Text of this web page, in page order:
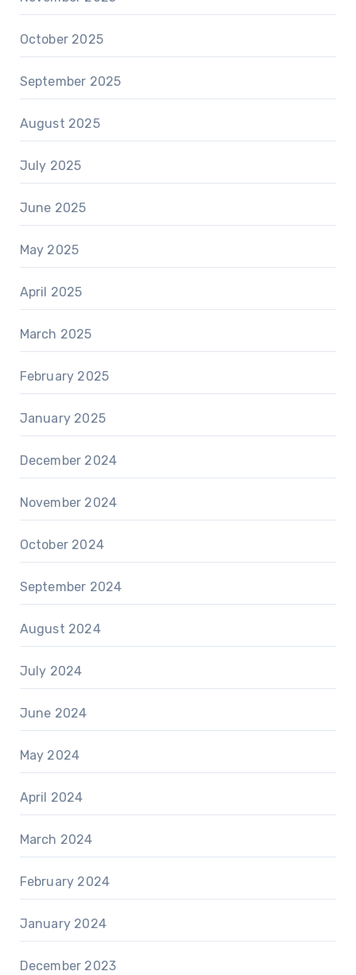
October 2025
September 2025
August 2025
July 2025
June 2025
May 2025
April 2025
March 2025
February 2025
January 2025
December 2024
November 2024
October 2024
September 2024
August 2024
July 2024
June 2024
May 2024
April 2024
March 2024
February 2024
January 2024
December 2023